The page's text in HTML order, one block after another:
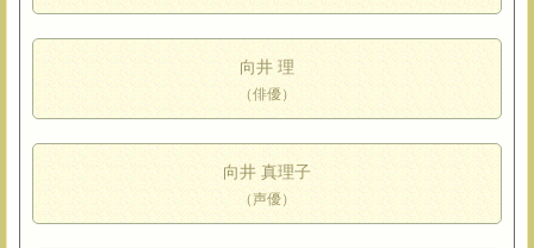
向井 理
（俳優）
向井 真理子
（声優）